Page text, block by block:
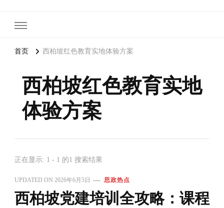
首页 西柏坡红色教育实地体验方案
西柏坡红色教育实地
体验方案
正在显示: 1 - 1 的1 搜索结果
UPDATED ON 2026年6月5日 思政热点
西柏坡党建培训全攻略：课程